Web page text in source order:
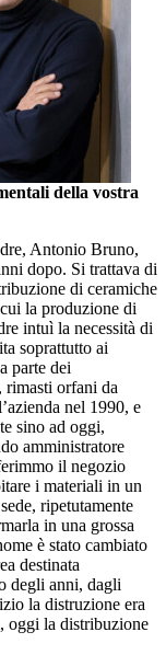
della vostra
Antonio Bruno,
dopo. Si trattava di
di ceramiche
la produzione di
intuì la necessità di
soprattutto ai
parte dei
orfani da
nel 1990, e
sino ad oggi,
amministratore
il negozio
i materiali in un
ripetutamente
in una grossa
è stato cambiato
destinata
degli anni, dagli
la distruzione era
oggi la distribuzione